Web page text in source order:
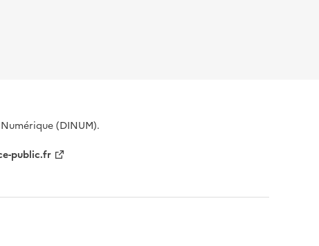
(DINUM).
public.fr